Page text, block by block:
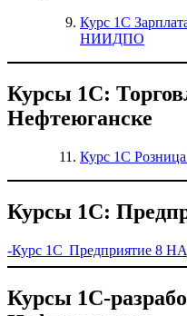
Курс 1С
НИИДПО
Курсы 1С:
Нефтеюганске
Курс 1С
Курсы 1С:
-Курс 1С Предприятие 8
Курсы 1С-